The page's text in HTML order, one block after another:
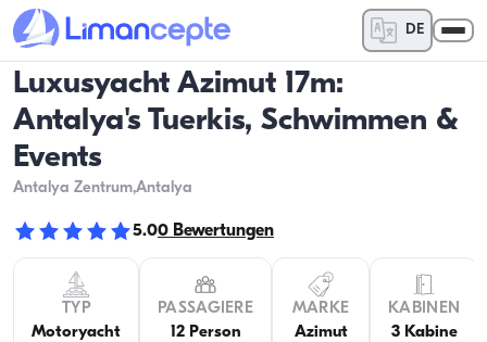
DE
Luxusyacht Azimut 17m:
Antalya's Tuerkis, Schwimmen &
Events
Antalya Zentrum,Antalya
5.00 Bewertungen
TYP
Motoryacht
PASSAGIERE
12 Person
MARKE
Azimut
KABINEN
3 Kabine